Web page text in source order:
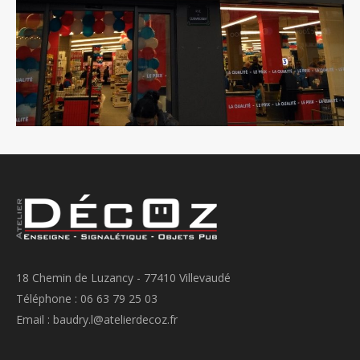
18 Chemin de Luzancy - 77410 Villevaudé
Téléphone : 06 63 79 25 03
Email : baudry.l@atelierdecoz.fr